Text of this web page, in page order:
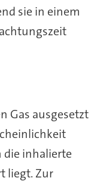
sie in einem
Gas ausgesetzt
die inhalierte
liegt. Zur